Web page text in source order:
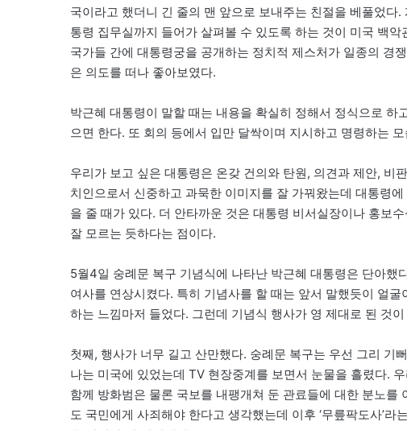
국이라고 했더니 긴 줄의 맨 앞으로 보내주는 친절을 베풀었
통령 집무실까지 들어가 살펴볼 수 있도록 하는 것이 미국 백
국가들 간에 대통령궁을 공개하는 정치적 제스처가 일종의 경
은 의도를 떠나 좋아보였다.
박근혜 대통령이 말할 때는 내용을 확실히 정해서 정식으로
으면 한다. 또 회의 등에서 입만 달싹이며 지시하고 명령하는
우리가 보고 싶은 대통령은 온갖 건의와 탄원, 의견과 제안, 비
치인으로서 신중하고 과묵한 이미지를 잘 가꿔왔는데 대통령
을 줄 때가 있다. 더 안타까운 것은 대통령 비서실장이나 홍보
잘 모르는 듯하다는 점이다.
5월4일 숭례문 복구 기념식에 나타난 박근혜 대통령은 단아
여사를 연상시켰다. 특히 기념사를 할 때는 앞서 말했듯이 얼
하는 느낌마저 들었다. 그런데 기념식 행사가 영 제대로 된 것
첫째, 행사가 너무 길고 산만했다. 숭례문 복구는 우선 그리 기
나는 미국에 있었는데 TV 현장중계를 보면서 눈물을 흘렸다.
함께 방화범은 물론 국보를 내팽개쳐 둔 관료들에 대한 분노
도 국민에게 사죄해야 한다고 생각했는데 이후 ‘무릎팍도사’